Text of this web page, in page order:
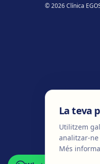
©2026Clínica
La teva
Utilitzem
analitzar-
Més